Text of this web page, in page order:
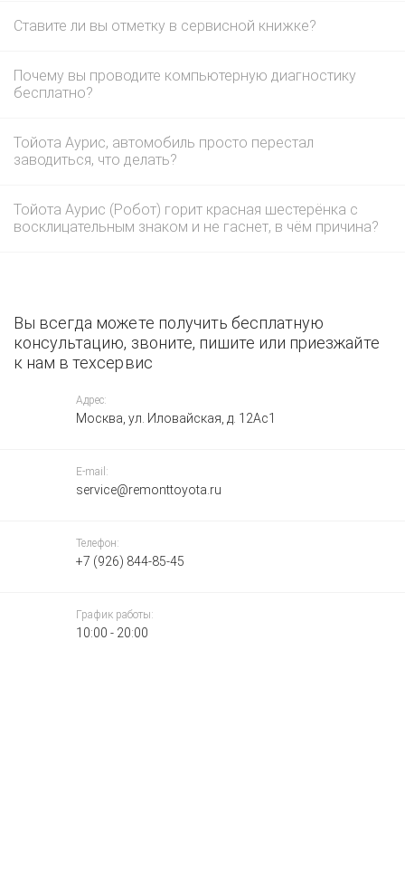
Ставите ли вы отметку в сервисной книжке?
Почему вы проводите компьютерную диагностику
бесплатно?
Тойота Аурис, автомобиль просто перестал
заводиться, что делать?
Тойота Аурис (Робот) горит красная шестерёнка с
восклицательным знаком и не гаснет, в чём причина?
Вы всегда можете получить бесплатную
консультацию, звоните, пишите или приезжайте
к нам в техсервис
Адрес:
Москва, ул. Иловайская, д. 12Ас1
E-mail:
service@remonttoyota.ru
Телефон:
+7 (926) 844-85-45
График работы:
10:00 - 20:00